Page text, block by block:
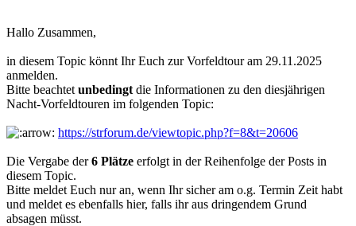
Hallo Zusammen,
in diesem Topic könnt Ihr Euch zur Vorfeldtour am 29.11.2025
anmelden.
Bitte beachtet unbedingt die Informationen zu den diesjährigen
Nacht-Vorfeldtouren im folgenden Topic:
https://strforum.de/viewtopic.php?f=8&t=20606
Die Vergabe der6 Plätze erfolgt in der Reihenfolge der Posts in
diesem Topic.
Bitte meldet Euch nur an, wenn Ihr sicher am o.g. Termin Zeit habt
und meldet es ebenfalls hier, falls ihr aus dringendem Grund
absagen müsst.